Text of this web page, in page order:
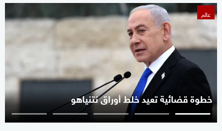
عالم
خطوة قضائية تعيد خلط أوراق نتنياهو